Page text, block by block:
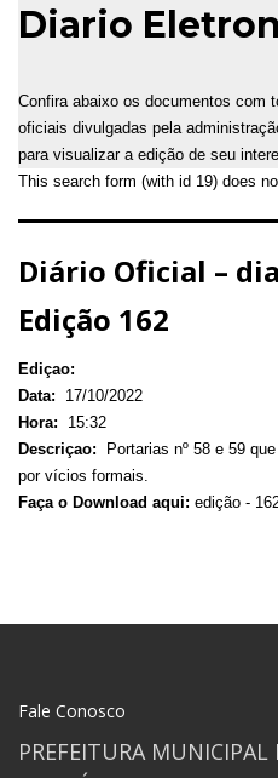
Diario
Confira abaixo os documentos com
oficiais divulgadas pela
para visualizar a edição de seu
This search form (with id 19) does
Diário Oficial –
Edição 162
Ediçao:
Data:
17/10/2022
Hora:
15:32
Descriçao:
Portarias nº 58 e 59
por vícios formais.
Faça o Download aqui: edição -
Fale Conosco
PREFEITURA MUNICIPAL